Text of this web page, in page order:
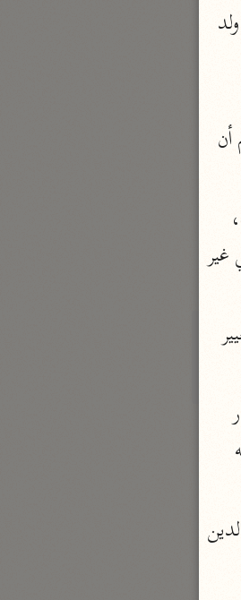
وأما عدم الفصاحة فلكنة وعيب عظيم منزه عنه عال مقامه، وطاهر فطرته وجوهر جبلته، وهذا البحث مما لا تراه في غير
وقال في حاشية البيضاوي قيل إنه منسوب إلى الأم بفتح الهمزة بمعنى القصد لأنه المقصود وضم الهمزة من تغيير
قال أبو السعود: أي الذي لم يمارس القراءة والكتابة وقد جمع مع ذلك علوم الأولين والآخرين انتهى، وهل صدر